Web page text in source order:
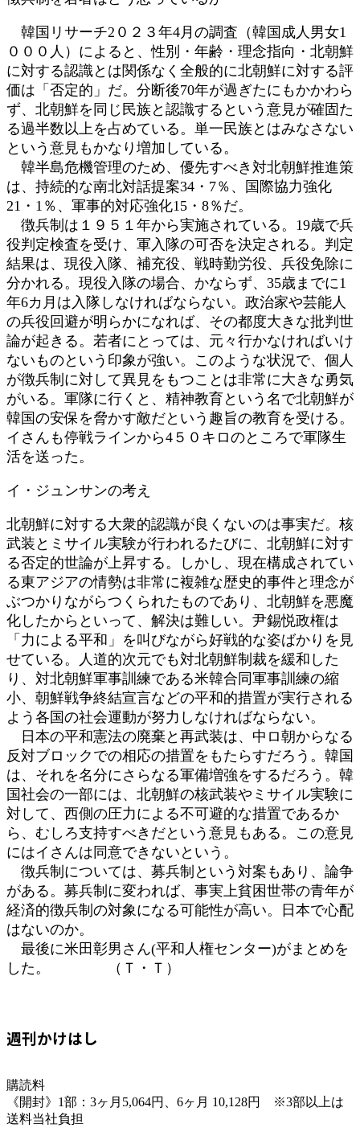
韓国リサーチ2０２３年4月の調査（韓国成人男女1
０００人）によると、性別・年齢・理念指向・北朝鮮
に対する認識とは関係なく全般的に北朝鮮に対する評
価は「否定的」だ。分断後70年が過ぎたにもかかわら
ず、北朝鮮を同じ民族と認識するという意見が確固た
る過半数以上を占めている。単一民族とはみなさない
という意見もかなり増加している。
韓半島危機管理のため、優先すべき対北朝鮮推進策
は、持続的な南北対話提案34・7％、国際協力強化
21・1％、軍事的対応強化15・8％だ。
徴兵制は１９５１年から実施されている。19歳で兵
役判定検査を受け、軍入隊の可否を決定される。判定
結果は、現役入隊、補充役、戦時勤労役、兵役免除に
分かれる。現役入隊の場合、かならず、35歳までに1
年6カ月は入隊しなければならない。政治家や芸能人
の兵役回避が明らかになれば、その都度大きな批判世
論が起きる。若者にとっては、元々行かなければいけ
ないものという印象が強い。このような状況で、個人
が徴兵制に対して異見をもつことは非常に大きな勇気
がいる。軍隊に行くと、精神教育という名で北朝鮮が
韓国の安保を脅かす敵だという趣旨の教育を受ける。
イさんも停戦ラインから4５０キロのところで軍隊生
活を送った。
イ・ジュンサンの考え
北朝鮮に対する大衆的認識が良くないのは事実だ。核
武装とミサイル実験が行われるたびに、北朝鮮に対す
る否定的世論が上昇する。しかし、現在構成されてい
る東アジアの情勢は非常に複雑な歴史的事件と理念が
ぶつかりながらつくられたものであり、北朝鮮を悪魔
化したからといって、解決は難しい。尹錫悦政権は
「力による平和」を叫びながら好戦的な姿ばかりを見
せている。人道的次元でも対北朝鮮制裁を緩和した
り、対北朝鮮軍事訓練である米韓合同軍事訓練の縮
小、朝鮮戦争終結宣言などの平和的措置が実行される
よう各国の社会運動が努力しなければならない。
日本の平和憲法の廃棄と再武装は、中ロ朝からなる
反対ブロックでの相応の措置をもたらすだろう。韓国
は、それを名分にさらなる軍備増強をするだろう。韓
国社会の一部には、北朝鮮の核武装やミサイル実験に
対して、西側の圧力による不可避的な措置であるか
ら、むしろ支持すべきだという意見もある。この意見
にはイさんは同意できないという。
徴兵制については、募兵制という対案もあり、論争
がある。募兵制に変われば、事実上貧困世帯の青年が
経済的徴兵制の対象になる可能性が高い。日本で心配
はないのか。
最後に米田彰男さん(平和人権センター)がまとめを
した。 （Ｔ・Ｔ）
週刊かけはし
購読料
《開封》1部：3ヶ月5,064円、6ヶ月 10,128円 ※3部以上は
送料当社負担